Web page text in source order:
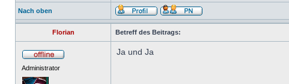
Nach oben
Florian Betreff des Beitrags:
Administrator
Ja und Ja